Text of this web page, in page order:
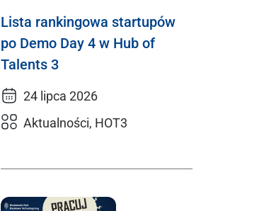
Lista rankingowa startupów
po Demo Day 4 w Hub of
Talents 3
24 lipca 2026
Aktualności, HOT3